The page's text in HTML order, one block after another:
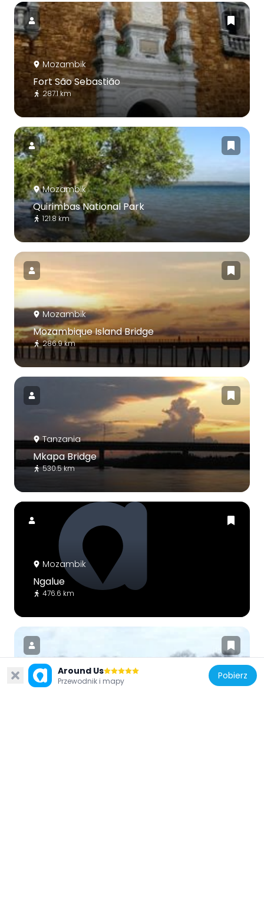
Mozambik
Fort São Sebastião
287.1 km
Mozambik
Quirimbas National Park
121.8 km
Mozambik
Mozambique Island Bridge
286.9 km
Tanzania
Mkapa Bridge
530.5 km
Mozambik
Ngalue
476.6 km
Mozambik
Around Us
Przewodnik i mapy Pobierz